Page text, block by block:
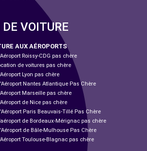
VOITURE
AUX AÉROPORTS
Roissy-CDG pas chère
de voitures pas chère
Lyon pas chère
Nantes Atlantique Pas Chère
Marseille pas chère
de Nice pas chère
Paris Beauvais-Tillé Pas Chère
de Bordeaux-Mérignac pas chère
de Bâle-Mulhouse Pas Chère
Toulouse-Blagnac pas chère